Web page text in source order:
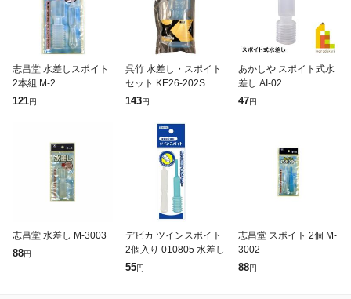
志昌堂 水差しスポイト
2本組 M-2
121円
呉竹 水差し・スポイト
セット KE26-202S
143円
あかしや スポイト式水
差し AI-02
47円
志昌堂 水差し M-3003
88円
デビカ ツインスポイト
2個入り 010805 水差し
55円
志昌堂 スポイト 2個 M-
3002
88円